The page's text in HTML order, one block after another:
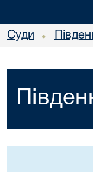
Суди •